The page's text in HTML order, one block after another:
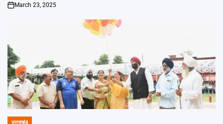
on
March 23, 2025
उत्तराखंड